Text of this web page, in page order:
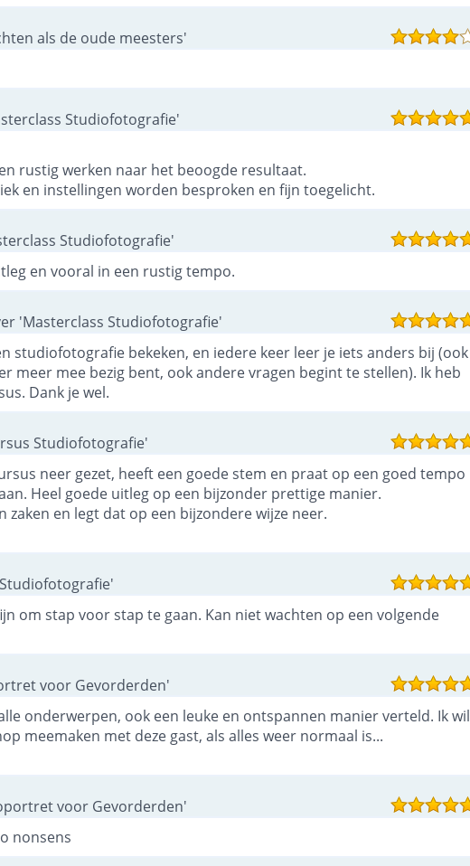
als de oude meesters'
Studiofotografie'
rustig werken naar het beoogde resultaat.
en instellingen worden besproken en fijn toegelicht.
Studiofotografie'
en vooral in een rustig tempo.
'Masterclass Studiofotografie'
studiofotografie bekeken, en iedere keer leer je iets anders bij (ook
meer mee bezig bent, ook andere vragen begint te stellen). Ik heb
Dank je wel.
Studiofotografie'
neer gezet, heeft een goede stem en praat op een goed tempo
Heel goede uitleg op een bijzonder prettige manier.
zaken en legt dat op een bijzondere wijze neer.
om stap voor stap te gaan. Kan niet wachten op een volgende
voor Gevorderden'
onderwerpen, ook een leuke en ontspannen manier verteld. Ik wil
meemaken met deze gast, als alles weer normaal is...
voor Gevorderden'
nonsens